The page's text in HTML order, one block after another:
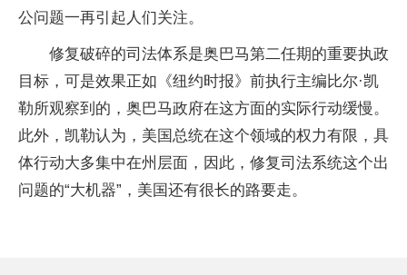
公问题一再引起人们关注。
修复破碎的司法体系是奥巴马第二任期的重要执政
目标，可是效果正如《纽约时报》前执行主编比尔·凯
勒所观察到的，奥巴马政府在这方面的实际行动缓慢。
此外，凯勒认为，美国总统在这个领域的权力有限，具
体行动大多集中在州层面，因此，修复司法系统这个出
问题的“大机器”，美国还有很长的路要走。